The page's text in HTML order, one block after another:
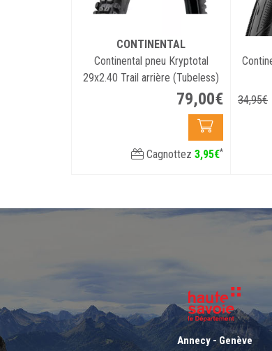
CONTINENTAL
Continental pneu Kryptotal
29x2.40 Trail arrière (Tubeless)
79,00€
Cagnottez 3,95€*
34,95€
Annecy - Genève